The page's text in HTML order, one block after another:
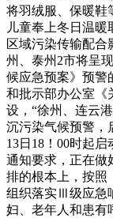
将羽绒服、保暖鞋
儿童奉上冬日温
区域污染传输配合
州、泰州2市将呈
候应急预案》预警
和批示部办公室《
设，“徐州、连云
沉污染气候预警，
13日18！00时起
通知要求，正在做
排的根本上，按照
组织落实Ⅲ级应急
妇、老年人和患有